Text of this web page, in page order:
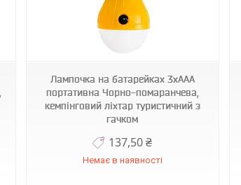
Лампочка на батарейках 3хААА
портативна Чорно-помаранчева,
кемпінговий ліхтар туристичний з
гачком
137,50 ₴
Немає в наявності
1010082-Red-2